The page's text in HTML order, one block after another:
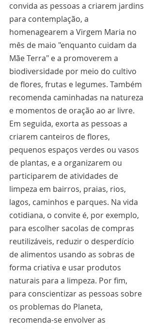
convida as pessoas a criarem jardins
para contemplação, a
homenagearem a Virgem Maria no
mês de maio "enquanto cuidam da
Mãe Terra" e a promoverem a
biodiversidade por meio do cultivo
de flores, frutas e legumes. Também
recomenda caminhadas na natureza
e momentos de oração ao ar livre.
Em seguida, exorta as pessoas a
criarem canteiros de flores,
pequenos espaços verdes ou vasos
de plantas, e a organizarem ou
participarem de atividades de
limpeza em bairros, praias, rios,
lagos, caminhos e parques. Na vida
cotidiana, o convite é, por exemplo,
para escolher sacolas de compras
reutilizáveis, reduzir o desperdício
de alimentos usando as sobras de
forma criativa e usar produtos
naturais para a limpeza. Por fim,
para conscientizar as pessoas sobre
os problemas do Planeta,
recomenda-se envolver as